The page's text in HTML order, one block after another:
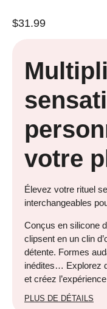
$31.99
votre
Élevez votre rituel
interchangeables
Conçus en silicone
clipsent en un clin
détente. Formes
inédites… Explorez
et créez
PLUS DE DÉTAILS